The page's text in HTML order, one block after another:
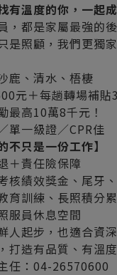
有溫度的你，一起
，都是家屬最強的
是照顧，我們更獨
鹿、清水、梧棲
元＋每趟轉場補貼
最高10萬8千元！
單一級證／CPR佳
不只是一份工作】
＋責任險保障
核績效獎金、尾牙
育訓練、長照積分
服員休息空間
人起步，也適合資
打造有品質、有溫
任：04-26570600